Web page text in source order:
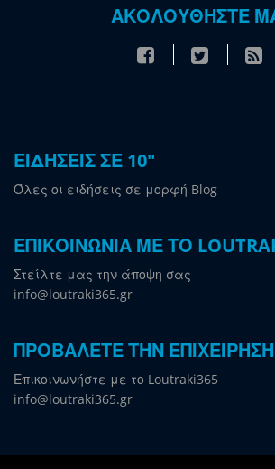
ΑΚΟΛΟΥΘΗΣΤΕ
ΕΙΔΗΣΕΙΣ ΣΕ 10"
Όλες οι ειδήσεις σε μορφή Blog
ΕΠΙΚΟΙΝΩΝΙΑ ΜΕ ΤΟ
Στείλτε μας την άποψη σας
info@loutraki365.gr
ΠΡΟΒΑΛΕΤΕ ΤΗΝ
Επικοινωνήστε με το Loutraki365
info@loutraki365.gr